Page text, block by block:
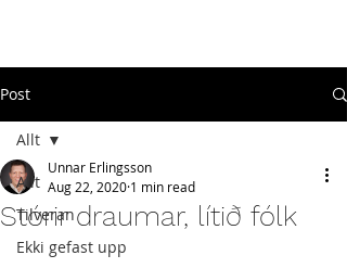
Post
Allt
Tilveran
Ekki gefast upp
Allt
Stórir draumar, lítið fólk
Unnar Erlingsson
Aug 22, 2020 1 min read